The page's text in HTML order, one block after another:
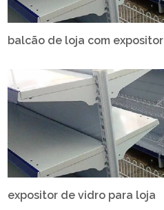
balcão de loja com expositor
expositor de vidro para loja